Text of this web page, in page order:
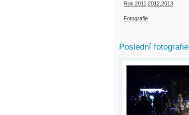
Rok 2011,2012,2013
Fotografie
Poslední fotografie